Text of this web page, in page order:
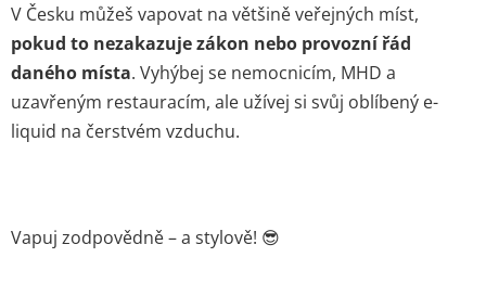
V Česku můžeš vapovat na většině veřejných míst,
pokud to nezakazuje zákon nebo provozní řád
daného místa. Vyhýbej se nemocnicím, MHD a
uzavřeným restauracím, ale užívej si svůj oblíbený e-
liquid na čerstvém vzduchu.
Vapuj zodpovědně – a stylově! 😎